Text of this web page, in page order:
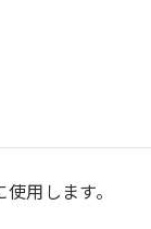
用します。